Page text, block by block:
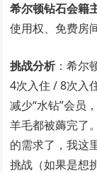
希尔顿钻石会籍
使用权、免费房
挑战分析：希尔
4次入住 / 8次入
减少“水钻”会员
羊毛都被薅完了
的需求了，我这
挑战（如果是想